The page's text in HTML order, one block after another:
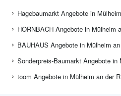
Hagebaumarkt Angebote in
HORNBACH Angebote in Mülheim
BAUHAUS Angebote in Mülheim
Sonderpreis-Baumarkt Angebote in
toom Angebote in Mülheim an der